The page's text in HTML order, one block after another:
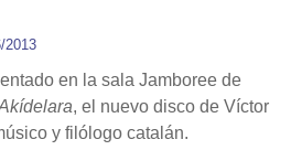
2013
en la sala Jamboree de
, el nuevo disco de Víctor
y filólogo catalán.